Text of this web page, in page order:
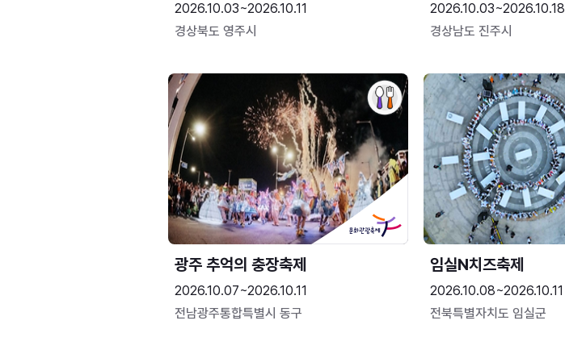
2026.10.03~2026.10.11
경상북도 영주시
2026.10.03~2026.10.18
경상남도 진주시
광주 추억의 충장축제
2026.10.07~2026.10.11
전남광주통합특별시 동구
임실N치즈축제
2026.10.08~2026.10.11
전북특별자치도 임실군